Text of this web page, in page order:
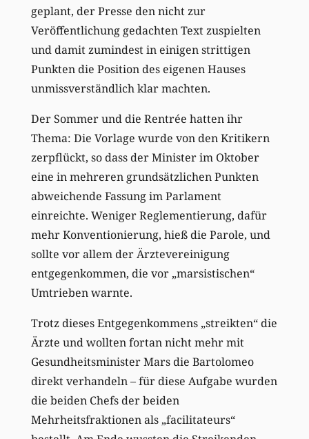
geplant, der Presse den nicht zur
Veröffentlichung gedachten Text zuspielten
und damit zumindest in einigen strittigen
Punkten die Position des eigenen Hauses
unmissverständlich klar machten.
Der Sommer und die Rentrée hatten ihr
Thema: Die Vorlage wurde von den Kritikern
zerpflückt, so dass der Minister im Oktober
eine in mehreren grundsätzlichen Punkten
abweichende Fassung im Parlament
einreichte. Weniger Reglementierung, dafür
mehr Konventionierung, hieß die Parole, und
sollte vor allem der Ärztevereinigung
entgegenkommen, die vor „marsistischen“
Umtrieben warnte.
Trotz dieses Entgegenkommens „streikten“ die
Ärzte und wollten fortan nicht mehr mit
Gesundheitsminister Mars die Bartolomeo
direkt verhandeln – für diese Aufgabe wurden
die beiden Chefs der beiden
Mehrheitsfraktionen als „facilitateurs“